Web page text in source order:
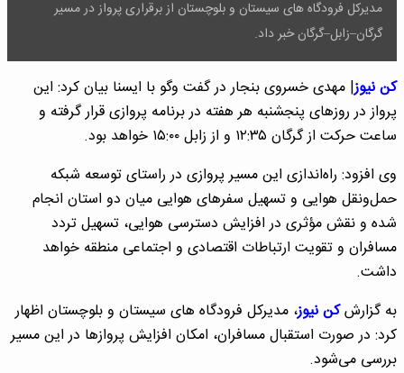
مدیرکل فرودگاه های سیستان و بلوچستان از برقراری پرواز در مسیر
گرگان–زابل–گرگان خبر داد.
کن نیوز| مهدی خسروی بنجار در گفت وگو با ایسنا بیان کرد: این
پرواز در روزهای پنجشنبه هر هفته در برنامه پروازی قرار گرفته و
ساعت حرکت از گرگان ۱۲:۳۵ و از زابل ۱۵:۰۰ خواهد بود.
وی افزود: راه‌اندازی این مسیر پروازی در راستای توسعه شبکه
حمل‌ونقل هوایی و تسهیل سفرهای هوایی میان دو استان انجام
شده و نقش مؤثری در افزایش دسترسی هوایی، تسهیل تردد
مسافران و تقویت ارتباطات اقتصادی و اجتماعی منطقه خواهد
داشت.
به گزارشکن نیوز، مدیرکل فرودگاه های سیستان و بلوچستان اظهار
کرد: در صورت استقبال مسافران، امکان افزایش پروازها در این مسیر
بررسی می‌شود.